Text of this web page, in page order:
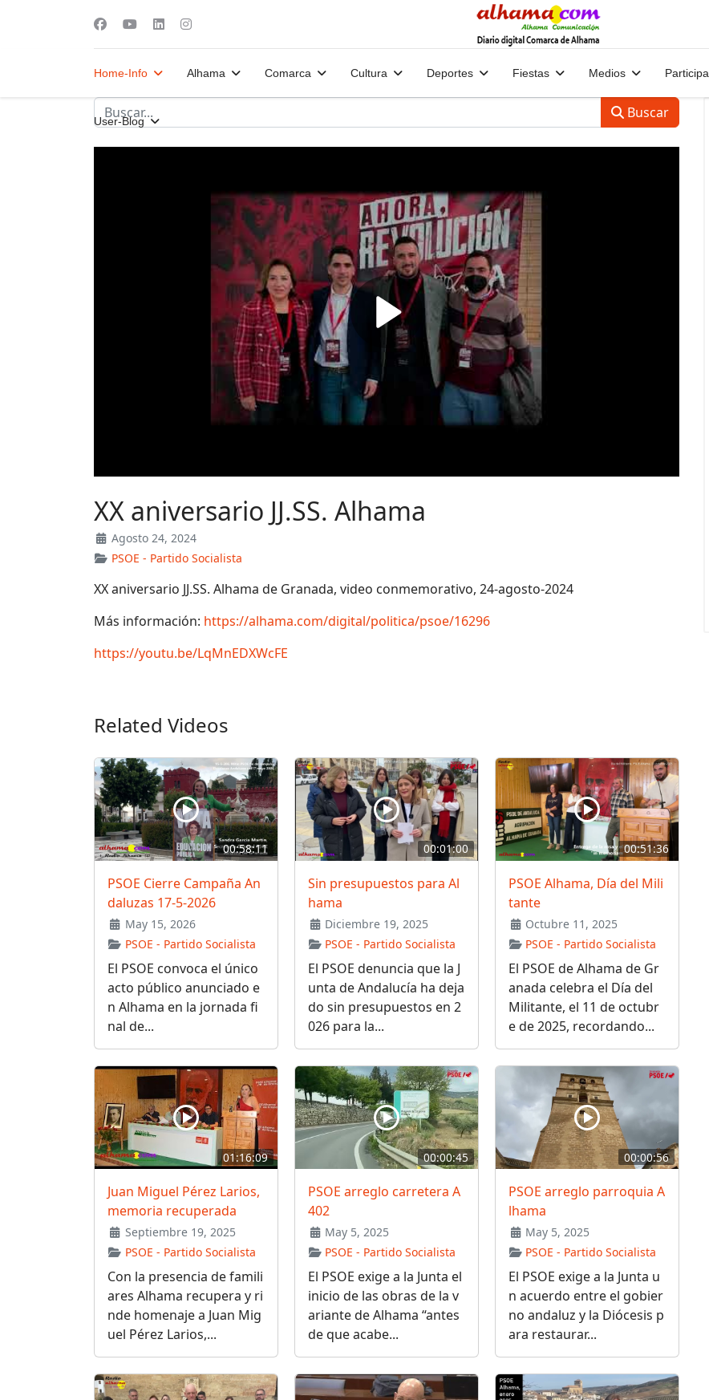
Home-Info Alhama Comarca Cultura Deportes Fiestas Medios Participa
User-Blog Buscar
XX aniversario JJ.SS. Alhama
Agosto 24, 2024
PSOE - Partido Socialista
XX aniversario JJ.SS. Alhama de Granada, video conmemorativo, 24-agosto-2024
Más información: https://alhama.com/digital/politica/psoe/16296
https://youtu.be/LqMnEDXWcFE
Related Videos
00:58:11
PSOE Cierre Campaña An
daluzas 17-5-2026
May 15, 2026
PSOE - Partido Socialista
El PSOE convoca el único
acto público anunciado e
n Alhama en la jornada fi
nal de...
00:01:00
Sin presupuestos para Al
hama
Diciembre 19, 2025
PSOE - Partido Socialista
El PSOE denuncia que la J
unta de Andalucía ha deja
do sin presupuestos en 2
026 para la...
00:51:36
PSOE Alhama, Día del Mili
tante
Octubre 11, 2025
PSOE - Partido Socialista
El PSOE de Alhama de Gr
anada celebra el Día del
Militante, el 11 de octubr
e de 2025, recordando...
01:16:09
Juan Miguel Pérez Larios,
memoria recuperada
Septiembre 19, 2025
PSOE - Partido Socialista
Con la presencia de famili
ares Alhama recupera y ri
nde homenaje a Juan Mig
uel Pérez Larios,...
00:00:45
PSOE arreglo carretera A
402
May 5, 2025
PSOE - Partido Socialista
El PSOE exige a la Junta el
inicio de las obras de la v
ariante de Alhama “antes
de que acabe...
00:00:56
PSOE arreglo parroquia A
lhama
May 5, 2025
PSOE - Partido Socialista
El PSOE exige a la Junta u
n acuerdo entre el gobier
no andaluz y la Diócesis p
ara restaurar...